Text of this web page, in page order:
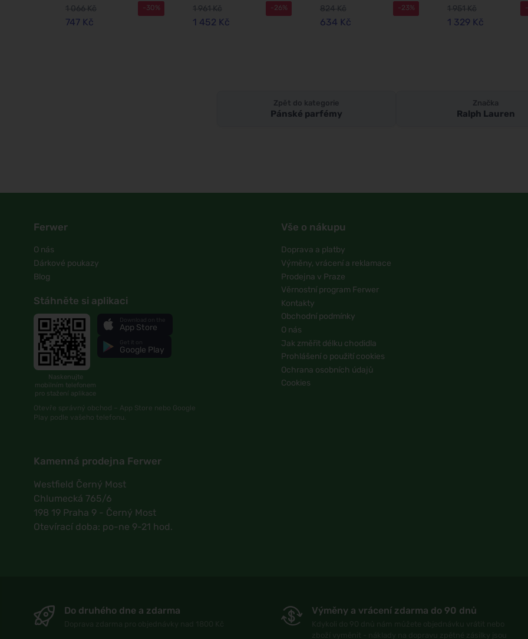
1 066 Kč
747 Kč
-30%
1 961 Kč
1 452 Kč
-26%
824 Kč
634 Kč
-23%
1 951 Kč
1 329 Kč
Zpět do kategorie
Pánské parfémy
Značka
Ralph Lauren
Ferwer
O nás
Dárkové poukazy
Blog
Stáhněte si aplikaci
Naskenujte
mobilním telefonem
pro stažení aplikace
App Store
Google Play
Otevře správný obchod – App Store nebo Google
Play podle vašeho telefonu.
Kamenná prodejna Ferwer
Westfield Černý Most
Chlumecká 765/6
198 19 Praha 9 - Černý Most
Otevírací doba: po-ne 9-21 hod.
Vše o nákupu
Doprava a platby
Výměny, vrácení a reklamace
Prodejna v Praze
Věrnostní program Ferwer
Kontakty
Obchodní podmínky
O nás
Jak změřit délku chodidla
Prohlášení o použití cookies
Ochrana osobních údajů
Cookies
Do druhého dne a zdarma Výměny a vrácení zdarma do 90 dnů